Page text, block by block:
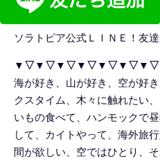
ソラトピア公式ＬＩＮＥ！友
海が好き、山が好き、空が好
クスタイム、木々に触れたい
いもの食べて、ハンモックで
して、カイトやって、海外旅
間が欲しい、空ではひとり、